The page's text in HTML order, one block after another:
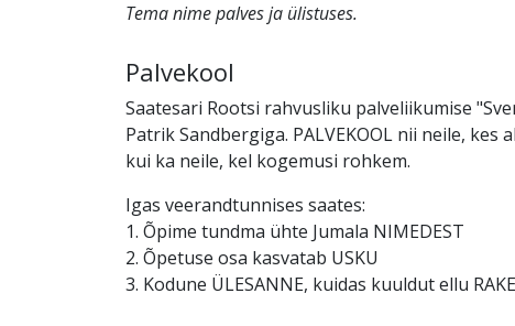
Tema nime palves ja ülistuses.
Palvekool
Saatesari Rootsi rahvusliku palveliikumise
Patrik Sandbergiga. PALVEKOOL nii neile, kes
kui ka neile, kel kogemusi rohkem.
Igas veerandtunnises saates:
1. Õpime tundma ühte Jumala NIMEDEST
2. Õpetuse osa kasvatab USKU
3. Kodune ÜLESANNE, kuidas kuuldut ellu